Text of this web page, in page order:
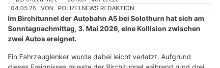
04.05.26 VON POLIZEI.NEWS REDAKTION
Im Birchitunnel der Autobahn A5 bei Solothurn hat sich am
Sonntagnachmittag, 3. Mai 2026, eine Kollision zwischen
zwei Autos ereignet.
Ein Fahrzeuglenker wurde dabei leicht verletzt. Aufgrund